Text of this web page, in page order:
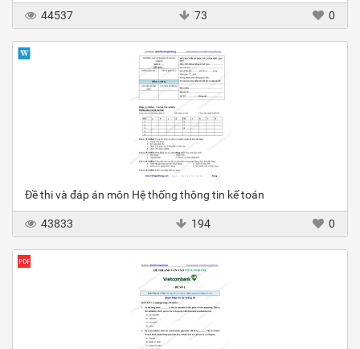
44537 73 0
Đề thi và đáp án môn Hệ thống thông tin kế toán
43833 194 0